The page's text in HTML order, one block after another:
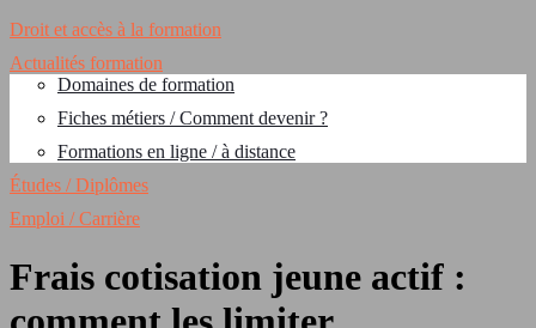
Droit et accès à la formation
Actualités formation
Domaines de formation
Fiches métiers / Comment devenir ?
Formations en ligne / à distance
Études / Diplômes
Emploi / Carrière
Frais cotisation jeune actif :